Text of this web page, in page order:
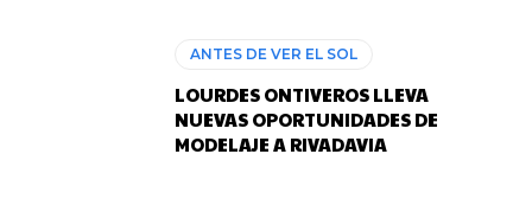
ANTES DE VER EL SOL
LOURDES ONTIVEROS LLEVA
NUEVAS OPORTUNIDADES DE
MODELAJE A RIVADAVIA